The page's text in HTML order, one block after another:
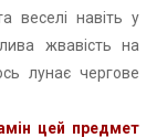
веселі навіть у
жвавість на
лунає чергове
цей предмет